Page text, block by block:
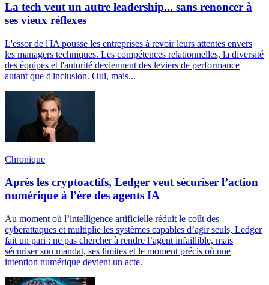
La tech veut un autre leadership... sans renoncer à
ses vieux réflexes
L'essor de l'IA pousse les entreprises à revoir leurs attentes envers
les managers techniques. Les compétences relationnelles, la diversité
des équipes et l'autorité deviennent des leviers de performance
autant que d'inclusion. Oui, mais...
Chronique
Après les cryptoactifs, Ledger veut sécuriser l’action
numérique à l’ère des agents IA
Au moment où l’intelligence artificielle réduit le coût des
cyberattaques et multiplie les systèmes capables d’agir seuls, Ledger
fait un pari : ne pas chercher à rendre l’agent infaillible, mais
sécuriser son mandat, ses limites et le moment précis où une
intention numérique devient un acte.